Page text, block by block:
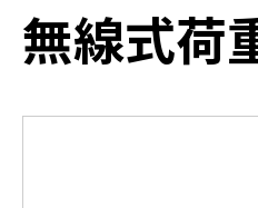
無線式荷